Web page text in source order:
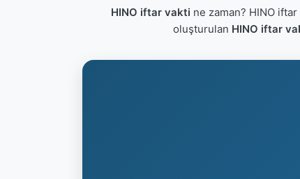
HINO iftar vakti ne zaman? HINO
oluşturulan HINO iftar